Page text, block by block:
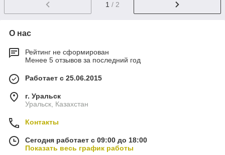
1 / 2
О нас
Рейтинг не сформирован
Менее 5 отзывов за последний год
Работает с 25.06.2015
г. Уральск
Уральск, Казахстан
Контакты
Сегодня работает с 09:00 до 18:00
Показать весь график работы